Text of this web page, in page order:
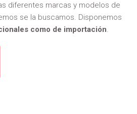
diferentes marcas y modelos de
se la buscamos. Disponemos
como de importación.